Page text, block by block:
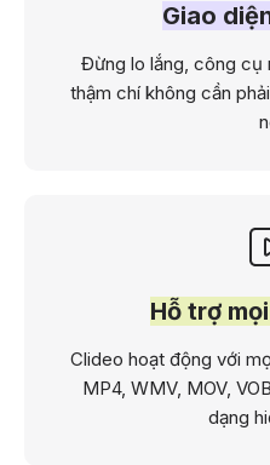
Giao
Đừng lo lắng, công cụ
thậm chí không cần
Hỗ trợ
Clideo hoạt động với
MP4, WMV, MOV,
dạng